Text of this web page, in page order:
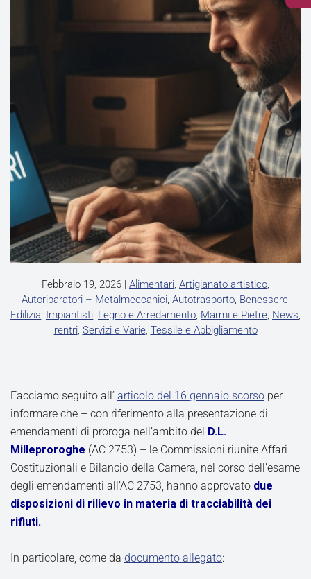
Febbraio 19, 2026 | Alimentari, Artigianato artistico,
Autoriparatori – Metalmeccanici, Autotrasporto, Benessere,
Edilizia, Impiantisti, Legno e Arredamento, Marmi e Pietre, News,
rentri, Servizi e Varie, Tessile e Abbigliamento
Facciamo seguito all’ articolo del 16 gennaio scorso per
informare che – con riferimento alla presentazione di
emendamenti di proroga nell’ambito del D.L.
Milleproroghe (AC 2753) – le Commissioni riunite Affari
Costituzionali e Bilancio della Camera, nel corso dell’esame
degli emendamenti all’AC 2753, hanno approvato due
disposizioni di rilievo in materia di tracciabilità dei
rifiuti.
In particolare, come da documento allegato: